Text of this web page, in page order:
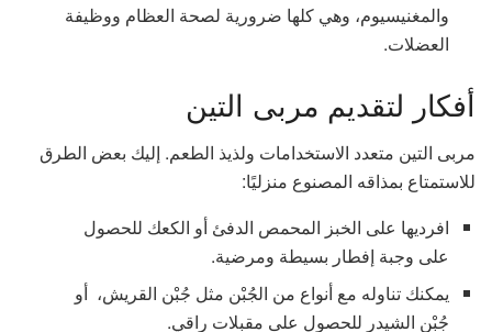
والمغنيسيوم، وهي كلها ضرورية لصحة العظام ووظيفة
العضلات.
أفكار لتقديم مربى التين
مربى التين متعدد الاستخدامات ولذيذ الطعم. إليك بعض الطرق
للاستمتاع بمذاقه المصنوع منزليًا:
افرديها على الخبز المحمص الدفئ أو الكعك للحصول
على وجبة إفطار بسيطة ومرضية.
يمكنك تناوله مع أنواع من الجُبْن مثل جُبْن القريش، أو
جُبْن الشيدر للحصول على مقبلات راقي.